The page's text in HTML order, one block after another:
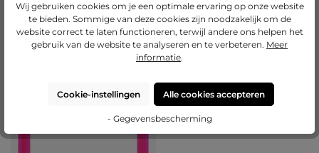
Nu configureren Nu configureren
Houten fotolijst Nele op maat
Wij gebruiken cookies om je een optimale ervaring op onze website
te bieden. Sommige van deze cookies zijn noodzakelijk om de
website correct te laten functioneren, terwijl andere ons helpen het
gebruik van de website te analyseren en te verbeteren. Meer
informatie.
Cookie-instellingen Alle cookies accepteren
- Gegevensbescherming